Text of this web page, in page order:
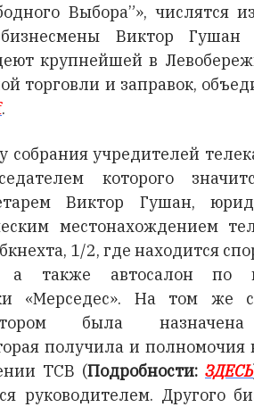
Выбора”», числятся
бизнесмены Виктор
крупнейшей в
торговли и заправок,
.
собрания учредителей
которого
Виктор Гушан,
местонахождением
1/2, где находится
а также автосалон по
«Мерседес». На том же
была
получила и полномочия
ТСВ (Подробности: ЗДЕСЬ
руководителем. Другого